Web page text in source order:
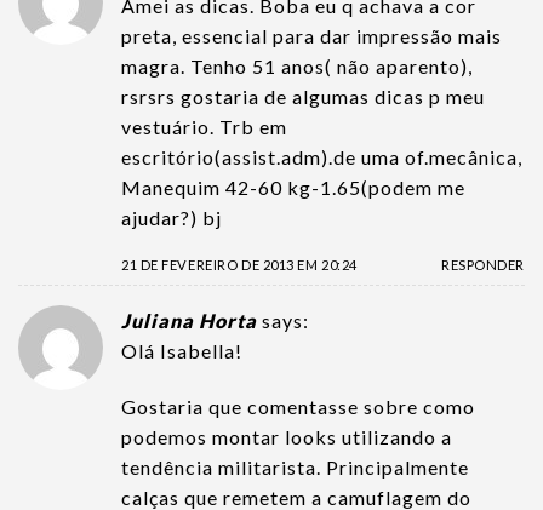
Amei as dicas. Boba eu q achava a cor
preta, essencial para dar impressão mais
magra. Tenho 51 anos( não aparento),
rsrsrs gostaria de algumas dicas p meu
vestuário. Trb em
escritório(assist.adm).de uma of.mecânica,
Manequim 42-60 kg-1.65(podem me
ajudar?) bj
21 DE FEVEREIRO DE 2013 EM 20:24 RESPONDER
Juliana Horta says:
Olá Isabella!
Gostaria que comentasse sobre como
podemos montar looks utilizando a
tendência militarista. Principalmente
calças que remetem a camuflagem do